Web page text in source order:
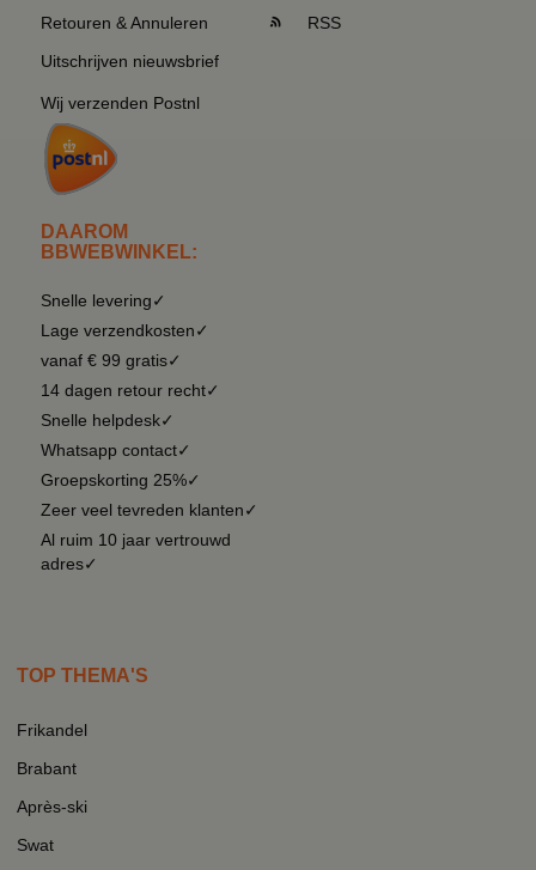
Retouren & Annuleren
Uitschrijven nieuwsbrief
Wij verzenden Postnl
DAAROM
BBWEBWINKEL:
Snelle levering✓
Lage verzendkosten✓
vanaf € 99 gratis✓
14 dagen retour recht✓
Snelle helpdesk✓
Whatsapp contact✓
Groepskorting 25%✓
Zeer veel tevreden klanten✓
Al ruim 10 jaar vertrouwd
adres✓
RSS
TOP THEMA'S
Frikandel
Brabant
Après-ski
Swat